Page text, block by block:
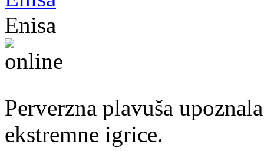
Enisa
Perverzna plavuša
ekstremne igrice.